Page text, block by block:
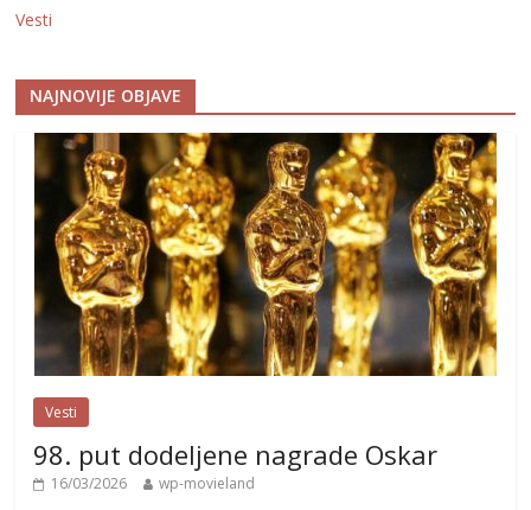
Vesti
NAJNOVIJE OBJAVE
Vesti
98. put dodeljene nagrade Oskar
16/03/2026 wp-movieland